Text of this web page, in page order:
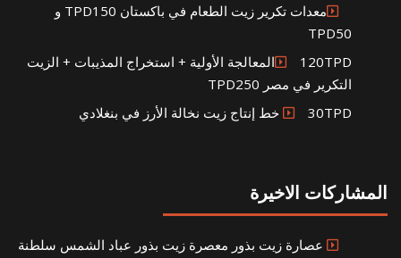
معدات تكرير زيت الطعام في باكستان TPD150 و
TPD50
120TPDالمعالجة الأولية + استخراج المذيبات + الزيت
التكرير في مصر TPD250
30TPD خط إنتاج زيت نخالة الأرز في بنغلادي
المشاركات الاخيرة
عصارة زيت بذور معصرة زيت بذور عباد الشمس سلطنة